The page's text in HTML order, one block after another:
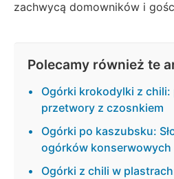
zachwycą domowników i
Polecamy również te
Ogórki krokodylki z chili:
przetwory z czosnkiem
Ogórki po kaszubsku:
ogórków konserwowych
Ogórki z chili w